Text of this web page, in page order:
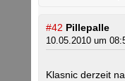
#42 Pillepalle
10.05.2010 um
Klasnic derzeit